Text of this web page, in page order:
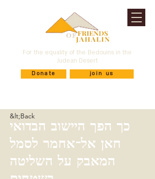
For the equality of the Bedouins in the
Judean Desert
Donate join us
&lt;Back
כך הפך היישוב הבדואי
חאן אל-אחמר לסמל
המאבק על השליטה